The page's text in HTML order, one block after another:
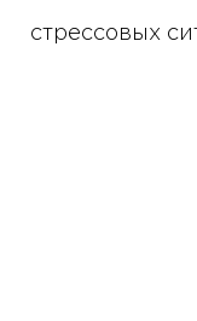
стрессовых